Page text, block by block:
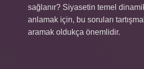
sağlanır? Siyasetin temel
anlamak için, bu soruları
aramak oldukça önemlidir.